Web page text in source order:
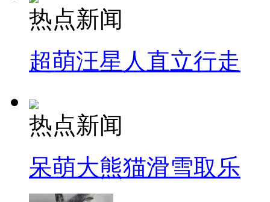
热点新闻
超萌汪星人直立行走
热点新闻
呆萌大熊猫滑雪取乐